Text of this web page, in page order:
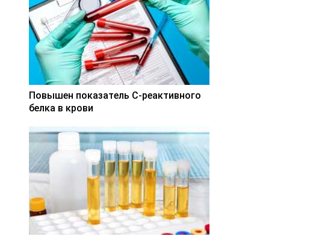
Повышен показатель С-реактивного
белка в крови